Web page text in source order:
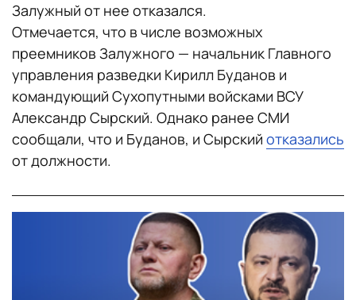
Залужный от нее отказался.
Отмечается, что в числе возможных
преемников Залужного — начальник Главного
управления разведки Кирилл Буданов и
командующий Сухопутными войсками ВСУ
Александр Сырский. Однако ранее СМИ
сообщали, что и Буданов, и Сырский отказались
от должности.